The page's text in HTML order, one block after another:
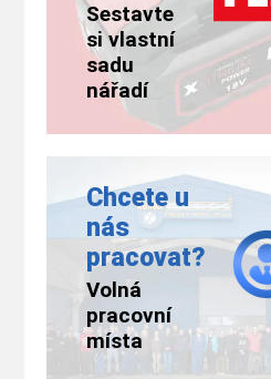
Sestavte
si vlastní
sadu
nářadí
Chcete u
nás
pracovat?
Volná
pracovní
místa